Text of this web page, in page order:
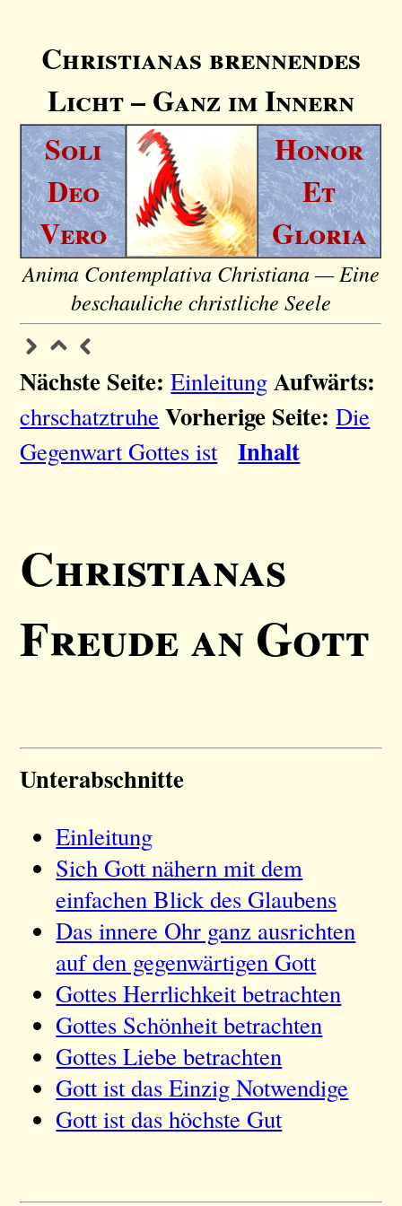
Christianas brennendes
Licht – Ganz im Innern
Soli
Deo
Vero
Honor
Et
Gloria
Anima Contemplativa Christiana — Eine
beschauliche christliche Seele
Nächste Seite: Einleitung Aufwärts:
chrschatztruhe Vorherige Seite: Die
Gegenwart Gottes ist
Inhalt
Christianas
Freude an Gott
Unterabschnitte
Einleitung
Sich Gott nähern mit dem
einfachen Blick des Glaubens
Das innere Ohr ganz ausrichten
auf den gegenwärtigen Gott
Gottes Herrlichkeit betrachten
Gottes Schönheit betrachten
Gottes Liebe betrachten
Gott ist das Einzig Notwendige
Gott ist das höchste Gut